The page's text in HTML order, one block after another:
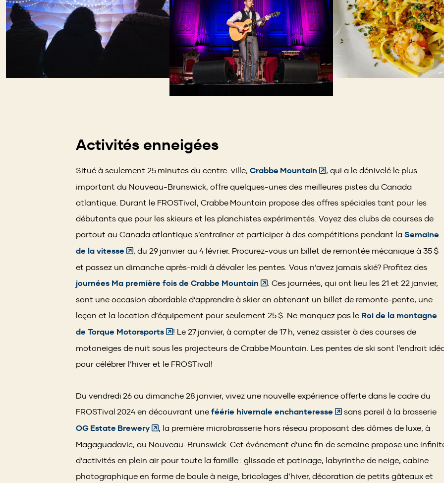
Activités enneigées
Situé à seulement 25 minutes du centre-ville, Crabbe Mountain (Opens
in
a
new
window)
, qui a le dénivelé le plus
important du Nouveau-Brunswick, offre quelques-unes des meilleures pistes du Canada
atlantique. Durant le FROSTival, Crabbe Mountain propose des offres spéciales tant pour les
débutants que pour les skieurs et les planchistes expérimentés. Voyez des clubs de courses de
partout au Canada atlantique s’entraîner et participer à des compétitions pendant la Semaine
de la vitesse (Opens
in
a
new
window)
, du 29 janvier au 4 février. Procurez-vous un billet de remontée mécanique à 35 $
et passez un dimanche après-midi à dévaler les pentes. Vous n’avez jamais skié? Profitez des
journées Ma première fois de Crabbe Mountain (Opens
in
a
new
window)
. Ces journées, qui ont lieu les 21 et 22 janvier,
sont une occasion abordable d’apprendre à skier en obtenant un billet de remonte-pente, une
leçon et la location d’équipement pour seulement 25 $. Ne manquez pas le Roi de la montagne
de Torque Motorsports(Opens
in
a
window)
! Le 27 janvier, à compter de 17 h, venez assister à des courses de
motoneiges de nuit sous les projecteurs de Crabbe Mountain. Les pentes de ski sont l’endroit
pour célébrer l’hiver et le FROSTival!
Du vendredi 26 au dimanche 28 janvier, vivez une nouvelle expérience offerte dans le cadre du
FROSTival 2024 en découvrant une féérie hivernale enchanteresse (Opens
in
a
new
window)
sans pareil à la brasserie
OG Estate Brewery(Opens
in
a
new
, la première microbrasserie hors réseau proposant des dômes de luxe, à
Magaguadavic, au Nouveau-Brunswick. Cet événement d’une fin de semaine propose une
d’activités en plein air pour toute la famille : glissade et patinage, labyrinthe de neige, cabine
photographique en forme de boule à neige, bricolages d’hiver, décoration de petits gâteaux et